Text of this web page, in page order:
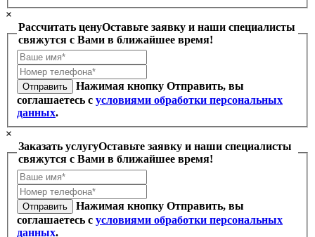
×
Рассчитать ценуОставьте заявку и наши специалисты
свяжутся с Вами в ближайшее время!
Отправить
Нажимая кнопку Отправить, вы
соглашаетесь с условиями обработки персональных
данных.
×
Заказать услугуОставьте заявку и наши специалисты
свяжутся с Вами в ближайшее время!
Отправить
Нажимая кнопку Отправить, вы
соглашаетесь с условиями обработки персональных
данных.